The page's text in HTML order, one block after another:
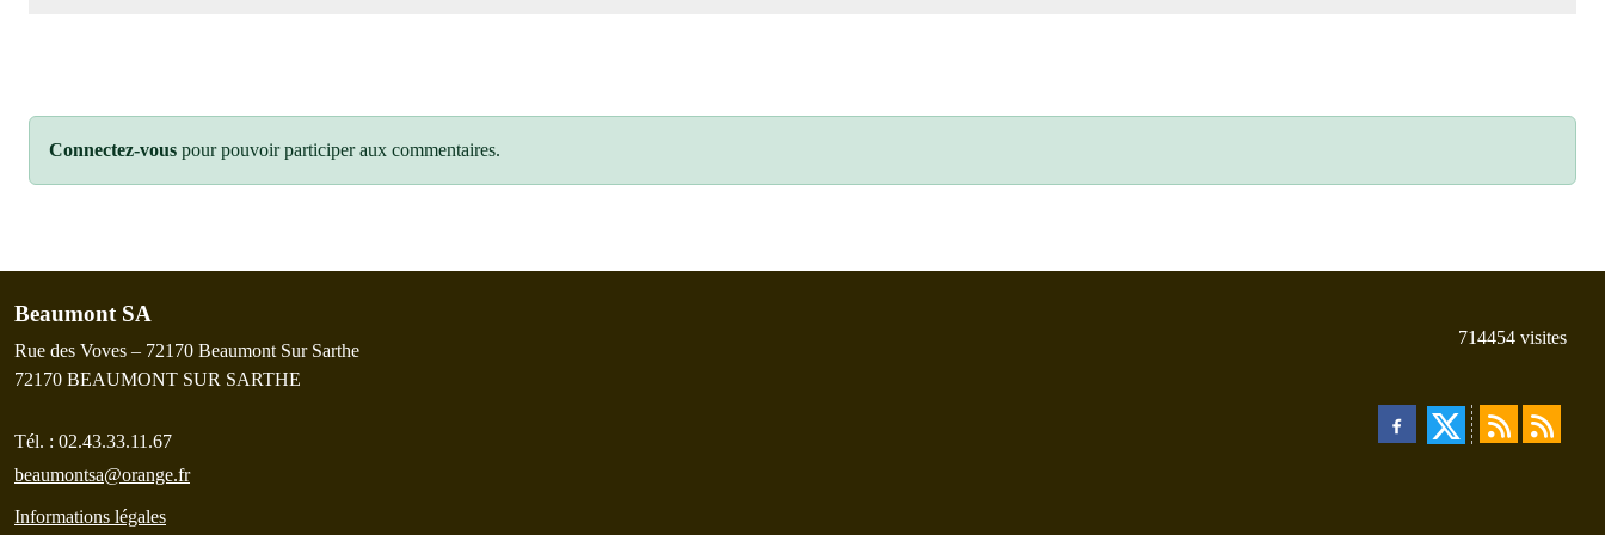
Connectez-vous pour pouvoir participer aux commentaires.
Beaumont SA
Rue des Voves – 72170 Beaumont Sur Sarthe
72170 BEAUMONT SUR SARTHE
Tél. : 02.43.33.11.67
beaumontsa@orange.fr
Informations légales
714454 visites